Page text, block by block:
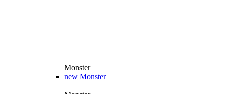
Monster
new Monster